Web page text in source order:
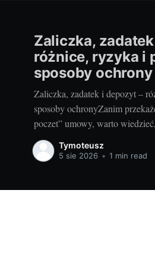
Zaliczka,
różnice, ryzyka i
sposoby ochrony
Zaliczka, zadatek i depozyt –
sposoby ochronyZanim
poczet” umowy, warto
wybierasz i jakie ma skutki.
sprzedawca, inaczej sąd w razie
Tymoteusz
5 sie 2026 • 1 min read